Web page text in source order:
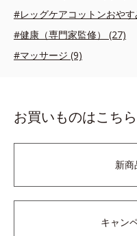
#レッグケアコットンおや
#健康（専門家監修） (27)
#マッサージ (9)
お買いものはこちら
新商
キャン